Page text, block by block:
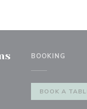
BOOKING
BOOK A